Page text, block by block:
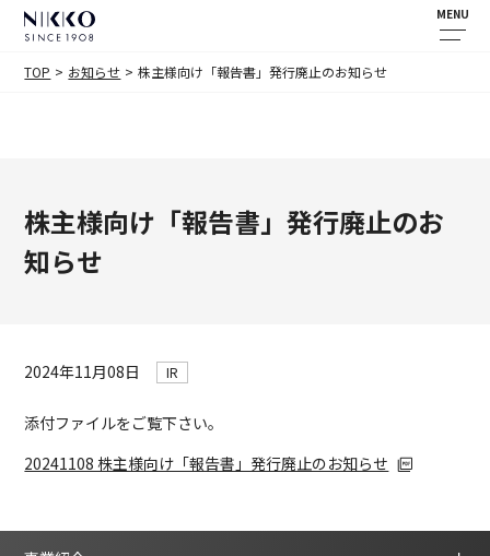
MENU
TOP お知らせ 株主様向け「報告書」発行廃止のお知らせ
株主様向け「報告書」発行廃止のお
知らせ
2024年11月08日 IR
添付ファイルをご覧下さい。
20241108 株主様向け「報告書」発行廃止のお知らせ